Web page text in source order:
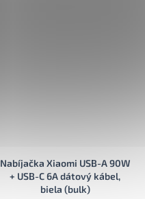
Nabíjačka Xiaomi USB-A 90W
+ USB-C 6A dátový kábel,
biela (bulk)